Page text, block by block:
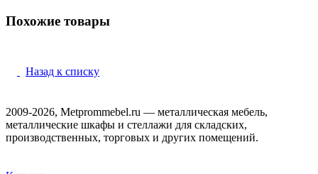
Похожие товары
Назад к списку
2009-2026, Metprommebel.ru — металлическая мебель,
металлические шкафы и стеллажи для складских,
производственных, торговых и других помещений.